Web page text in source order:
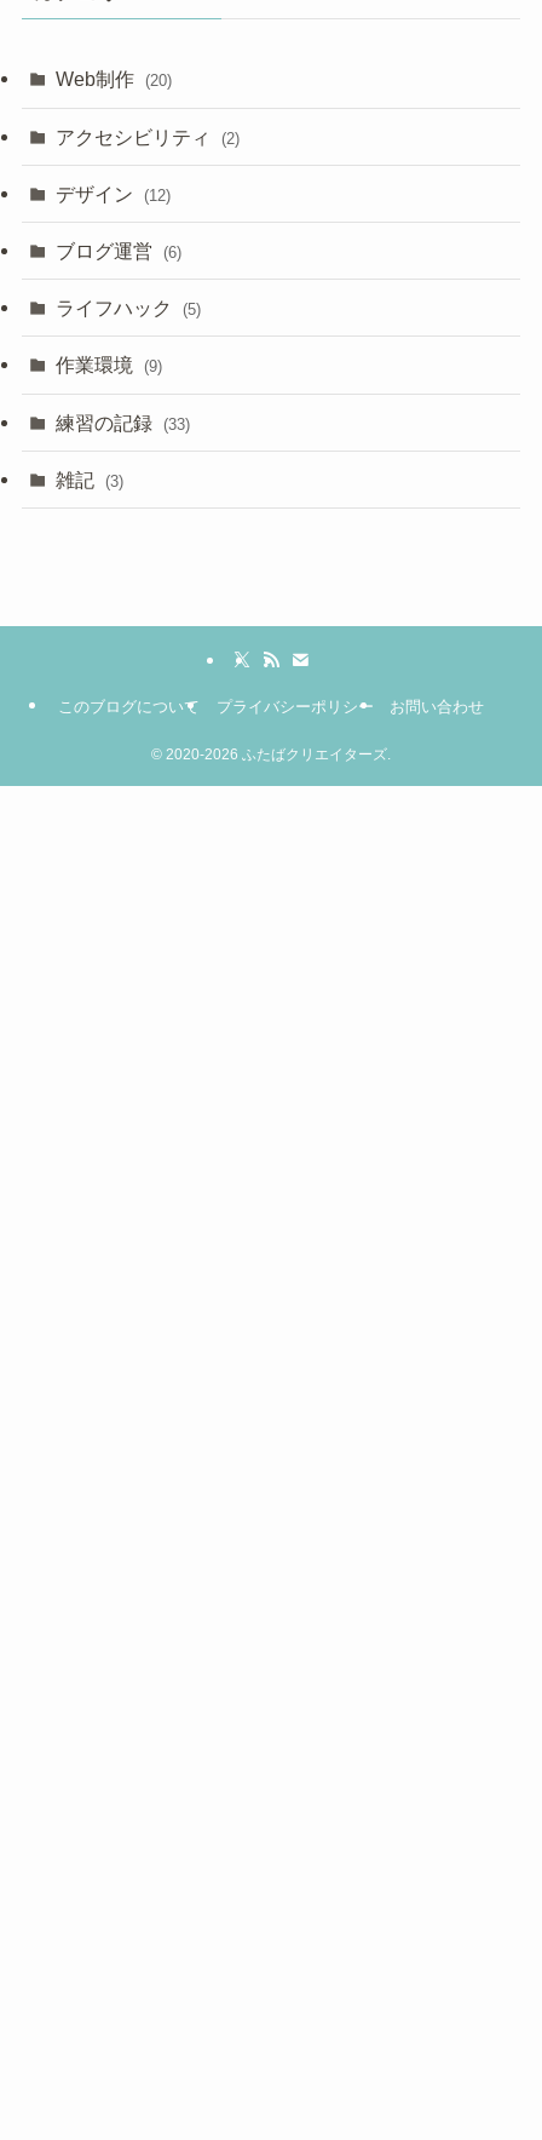
ブ
Web制作 (20)
アクセシビリティ (2)
デザイン (12)
ブログ運営 (6)
ライフハック (5)
作業環境 (9)
練習の記録 (33)
雑記 (3)
このブログについて プライバシーポリシー お問い合わせ
© 2020-2026 ふたばクリエイターズ.